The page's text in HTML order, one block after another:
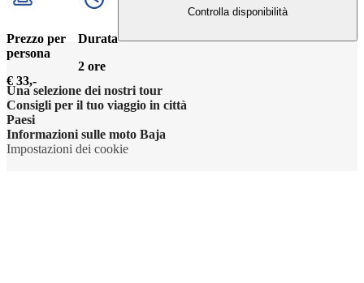
Prezzo per
persona
€ 33,-
Durata
2 ore
Controlla disponibilità
Una selezione dei nostri tour
Consigli per il tuo viaggio in città
Paesi
Informazioni sulle moto Baja
Impostazioni dei cookie